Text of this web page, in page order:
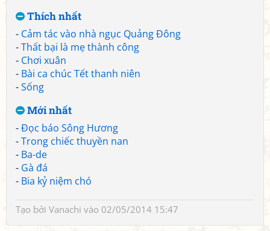
Thích nhất
- Cảm tác vào nhà ngục Quảng Đông
-Thất bại là mẹ thành công
- Chơi xuân
- Bài ca chúc Tết thanh niên
-Sống
Mới nhất
-Đọc báo Sông Hương
-Trong chiếc thuyền nan
- Ba-de
- Gà đá
- Bia kỷ niệm chó
Tạo bởi Vanachi vào 02/05/2014 15:47